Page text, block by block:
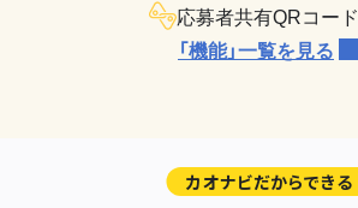
応募者共有QRコード
「機能」一覧を見る
カオナビだからできる